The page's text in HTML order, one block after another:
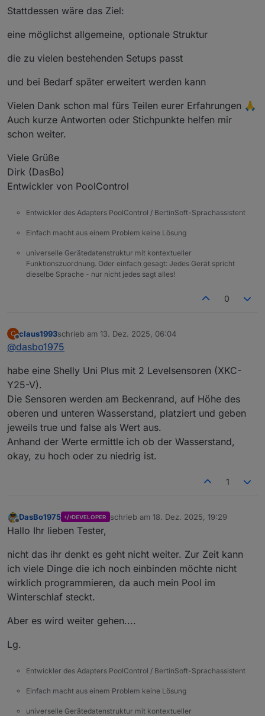
Stattdessen wäre das Ziel:
eine möglichst allgemeine, optionale Struktur
die zu vielen bestehenden Setups passt
und bei Bedarf später erweitert werden kann
Vielen Dank schon mal fürs Teilen eurer Erfahrungen 🙏
Auch kurze Antworten oder Stichpunkte helfen mir
schon weiter.
Viele Grüße
Dirk (DasBo)
Entwickler von PoolControl
Entwickler des Adapters PoolControl / BertinSoft-Sprachassistent
Einfach macht aus einem Problem keine Lösung
universelle Gerätedatenstruktur mit kontextueller
Funktionszuordnung. Oder einfach gesagt: Jedes Gerät spricht
dieselbe Sprache - nur nicht jedes sagt alles!
0
C
Offline
claus1993schrieb am 13. Dez. 2025, 06:04
zuletzt editiert von
@dasbo1975
habe eine Shelly Uni Plus mit 2 Levelsensoren (XKC-
Y25-V).
Die Sensoren werden am Beckenrand, auf Höhe des
oberen und unteren Wasserstand, platziert und geben
jeweils true und false als Wert aus.
Anhand der Werte ermittle ich ob der Wasserstand,
okay, zu hoch oder zu niedrig ist.
1
Offline
DasBo1975 DEVELOPER schrieb am 18. Dez. 2025, 19:29
zuletzt editiert von
Hallo Ihr lieben Tester,
nicht das ihr denkt es geht nicht weiter. Zur Zeit kann
ich viele Dinge die ich noch einbinden möchte nicht
wirklich programmieren, da auch mein Pool im
Winterschlaf steckt.
Aber es wird weiter gehen....
Lg.
Entwickler des Adapters PoolControl / BertinSoft-Sprachassistent
Einfach macht aus einem Problem keine Lösung
universelle Gerätedatenstruktur mit kontextueller